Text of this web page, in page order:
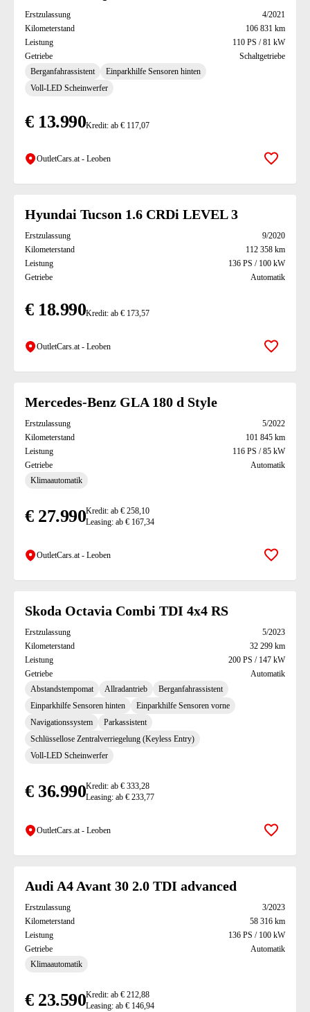
Erstzulassung
4/2021
Kilometerstand
106 831 km
Leistung
110 PS / 81 kW
Getriebe
Schaltgetriebe
Berganfahrassistent
Einparkhilfe Sensoren hinten
Voll-LED Scheinwerfer
€ 13.990Kredit: ab € 117,07
OutletCars.at - Leoben Zur
Hyundai Tucson 1.6 CRDi LEVEL 3
Erstzulassung
9/2020
Kilometerstand
112 358 km
Leistung
136 PS / 100 kW
Getriebe
Automatik
€ 18.990Kredit: ab € 173,57
OutletCars.at - Leoben Zur
Mercedes-Benz GLA 180 d Style
Erstzulassung
5/2022
Kilometerstand
101 845 km
Leistung
116 PS / 85 kW
Getriebe
Automatik
Klimaautomatik
€ 27.990Kredit: ab € 258,10
Leasing: ab € 167,34
OutletCars.at - Leoben Zur
Skoda Octavia Combi TDI 4x4 RS
Erstzulassung
5/2023
Kilometerstand
32 299 km
Leistung
200 PS / 147 kW
Getriebe
Automatik
Abstandstempomat
Allradantrieb
Berganfahrassistent
Einparkhilfe Sensoren hinten
Einparkhilfe Sensoren vorne
Navigationssystem
Parkassistent
Schlüssellose Zentralverriegelung (Keyless Entry)
Voll-LED Scheinwerfer
€ 36.990Kredit: ab € 333,28
Leasing: ab € 233,77
OutletCars.at - Leoben Zur
Audi A4 Avant 30 2.0 TDI advanced
Erstzulassung
3/2023
Kilometerstand
58 316 km
Leistung
136 PS / 100 kW
Getriebe
Automatik
Klimaautomatik
€ 23.590Kredit: ab € 212,88
Leasing: ab € 146,94